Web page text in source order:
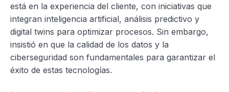
está en la experiencia del cliente, con iniciativas que
integran inteligencia artificial, análisis predictivo y
digital twins para optimizar procesos. Sin embargo,
insistió en que la calidad de los datos y la
ciberseguridad son fundamentales para garantizar el
éxito de estas tecnologías.